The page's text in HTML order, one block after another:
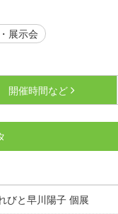
展示会
開催時間など
びと早川陽子 個展